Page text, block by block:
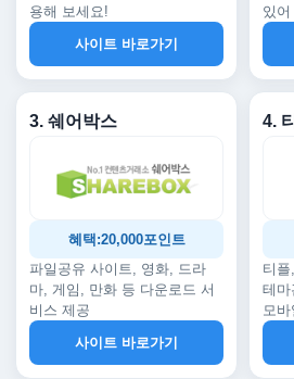
용해 보세요!
사이트 바로가기
있
3. 쉐어박스
혜택:20,000포인트
파일공유 사이트, 영화, 드라
마, 게임, 만화 등 다운로드 서
비스 제공
사이트 바로가기
4.
티
테마
모바